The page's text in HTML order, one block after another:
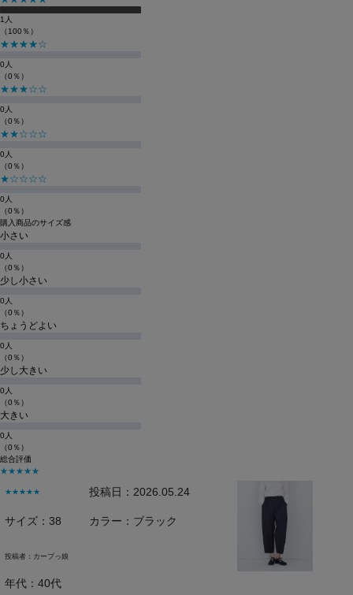
1人
（100％）
★★★★☆
0人
（0％）
★★★☆☆
0人
（0％）
★★☆☆☆
0人
（0％）
★☆☆☆☆
0人
（0％）
購入商品のサイズ感
小さい
0人
（0％）
少し小さい
0人
（0％）
ちょうどよい
0人
（0％）
少し大きい
0人
（0％）
大きい
0人
（0％）
総合評価
★★★★★
★★★★★ 投稿日：2026.05.24
サイズ：38 カラー：ブラック
投稿者： カープっ娘
年代：40代